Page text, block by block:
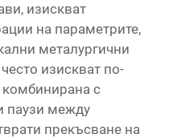
изискват
на параметрите,
металургични
изискват по-
комбинирана с
паузи между
прекъсване на